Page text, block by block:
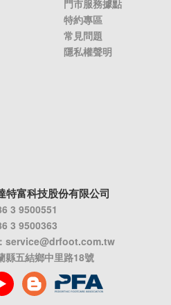
門市服務據點
特約專區
常見問題
隱私權聲明
特富科技股份有限公司
3 9500551
3 9500363
service@drfoot.com.tw
縣五結鄉中里路18號